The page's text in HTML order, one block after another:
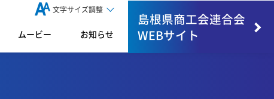
文字サイズ調整
ムービー お知らせ
島根県商工会連合会
WEBサイト